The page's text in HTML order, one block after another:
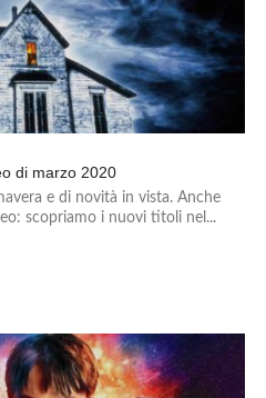
di marzo 2020
e di novità in vista. Anche
scopriamo i nuovi titoli nel...